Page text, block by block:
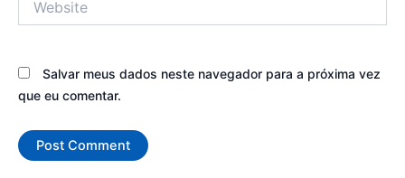
Salvar meus dados neste navegador para a próxima vez
que eu comentar.